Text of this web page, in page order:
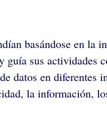
basándose en
sus actividades
datos en diferentes
la información,